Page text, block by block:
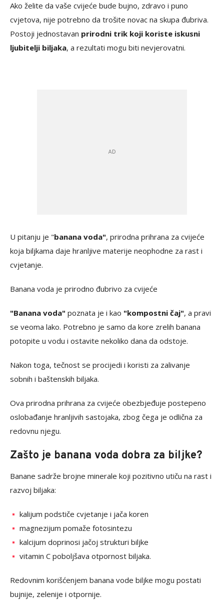
Ako želite da vaše cvijeće bude bujno, zdravo i puno
cvjetova, nije potrebno da trošite novac na skupa đubriva.
Postoji jednostavan prirodni trik koji koriste iskusni
ljubitelji biljaka, a rezultati mogu biti nevjerovatni.
U pitanju je "banana voda", prirodna prihrana za cvijeće
koja biljkama daje hranljive materije neophodne za rast i
cvjetanje.
Banana voda je prirodno đubrivo za cvijeće
"Banana voda" poznata je i kao "kompostni čaj", a pravi
se veoma lako. Potrebno je samo da kore zrelih banana
potopite u vodu i ostavite nekoliko dana da odstoje.
Nakon toga, tečnost se procijedi i koristi za zalivanje
sobnih i baštenskih biljaka.
Ova prirodna prihrana za cvijeće obezbjeđuje postepeno
oslobađanje hranljivih sastojaka, zbog čega je odlična za
redovnu njegu.
Zašto je banana voda dobra za biljke?
Banane sadrže brojne minerale koji pozitivno utiču na rast i
razvoj biljaka:
kalijum podstiče cvjetanje i jača koren
magnezijum pomaže fotosintezu
kalcijum doprinosi jačoj strukturi biljke
vitamin C poboljšava otpornost biljaka.
Redovnim korišćenjem banana vode biljke mogu postati
bujnije, zelenije i otpornije.